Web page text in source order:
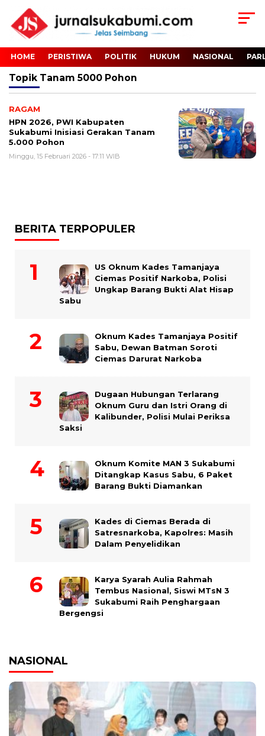
HOME PERISTIWA POLITIK HUKUM NASIONAL
Topik Tanam 5000 Pohon
RAGAM
HPN 2026, PWI Kabupaten
Sukabumi Inisiasi Gerakan Tanam
5.000 Pohon
Minggu, 15 Februari 2026 - 17:11 WIB
BERITA TERPOPULER
US Oknum Kades Tamanjaya
Ciemas Positif Narkoba, Polisi
Ungkap Barang Bukti Alat Hisap
Sabu
Oknum Kades Tamanjaya Positif
Sabu, Dewan Batman Soroti
Ciemas Darurat Narkoba
Dugaan Hubungan Terlarang
Oknum Guru dan Istri Orang di
Kalibunder, Polisi Mulai Periksa
Saksi
Oknum Komite MAN 3 Sukabumi
Ditangkap Kasus Sabu, 6 Paket
Barang Bukti Diamankan
Kades di Ciemas Berada di
Satresnarkoba, Kapolres: Masih
Dalam Penyelidikan
Karya Syarah Aulia Rahmah
Tembus Nasional, Siswi MTsN 3
Sukabumi Raih Penghargaan
Bergengsi
NASIONAL